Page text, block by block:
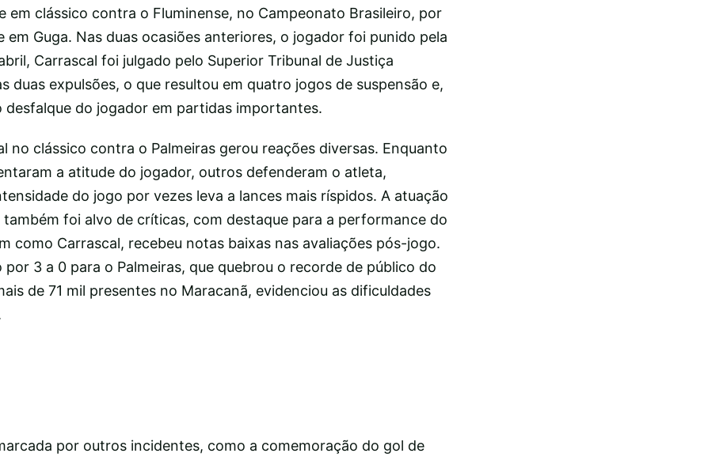
em clássico contra o Fluminense, no Campeonato Brasileiro, por
Guga. Nas duas ocasiões anteriores, o jogador foi punido pela
Carrascal foi julgado pelo Superior Tribunal de Justiça
duas expulsões, o que resultou em quatro jogos de suspensão e,
desfalque do jogador em partidas importantes.
no clássico contra o Palmeiras gerou reações diversas. Enquanto
a atitude do jogador, outros defenderam o atleta,
do jogo por vezes leva a lances mais ríspidos. A atuação
foi alvo de críticas, com destaque para a performance do
como Carrascal, recebeu notas baixas nas avaliações pós-jogo.
3 a 0 para o Palmeiras, que quebrou o recorde de público do
de 71 mil presentes no Maracanã, evidenciou as dificuldades
por outros incidentes, como a comemoração do gol de